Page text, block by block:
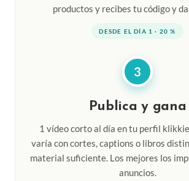
productos y recibes tu código y
DESDE EL DÍA 1 · 20 %
3
Publica y gana
1 vídeo corto al día en tu perfil
varía con cortes, captions o libros
material suficiente. Los mejores los
anuncios.